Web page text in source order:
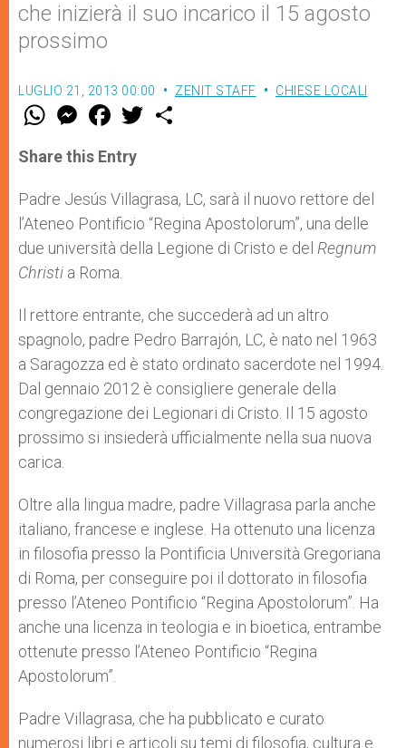
che inizierà il suo incarico il 15 agosto
prossimo
LUGLIO 21, 2013 00:00 ZENIT STAFF CHIESE LOCALI
W
t
s
p
p
M
e
s
e
g
e
r
F
a
e
b
o
k
w
r
Share this Entry
Padre Jesús Villagrasa, LC, sarà il nuovo rettore del
l’Ateneo Pontificio “Regina Apostolorum”, una delle
due università della Legione di Cristo e del Regnum
Christi a Roma.
Il rettore entrante, che succederà ad un altro
spagnolo, padre Pedro Barrajón, LC, è nato nel 1963
a Saragozza ed è stato ordinato sacerdote nel 1994.
Dal gennaio 2012 è consigliere generale della
congregazione dei Legionari di Cristo. Il 15 agosto
prossimo si insiederà ufficialmente nella sua nuova
carica.
Oltre alla lingua madre, padre Villagrasa parla anche
italiano, francese e inglese. Ha ottenuto una licenza
in filosofia presso la Pontificia Università Gregoriana
di Roma, per conseguire poi il dottorato in filosofia
presso l’Ateneo Pontificio “Regina Apostolorum”. Ha
anche una licenza in teologia e in bioetica, entrambe
ottenute presso l’Ateneo Pontificio “Regina
Apostolorum”.
Padre Villagrasa, che ha pubblicato e curato
numerosi libri e articoli su temi di filosofia, cultura e